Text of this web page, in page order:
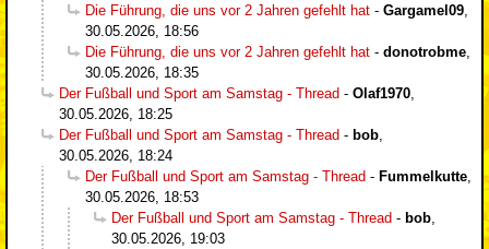
Die Führung, die uns vor 2 Jahren gefehlt hat - Gargamel09
30.05.2026, 18:56
Die Führung, die uns vor 2 Jahren gefehlt hat - donotrobme
30.05.2026, 18:35
Der Fußball und Sport am Samstag - Thread - Olaf1970
30.05.2026, 18:25
Der Fußball und Sport am Samstag - Thread - bob
30.05.2026, 18:24
Der Fußball und Sport am Samstag - Thread - Fummelkutte
30.05.2026, 18:53
Der Fußball und Sport am Samstag - Thread - bob
30.05.2026, 19:03